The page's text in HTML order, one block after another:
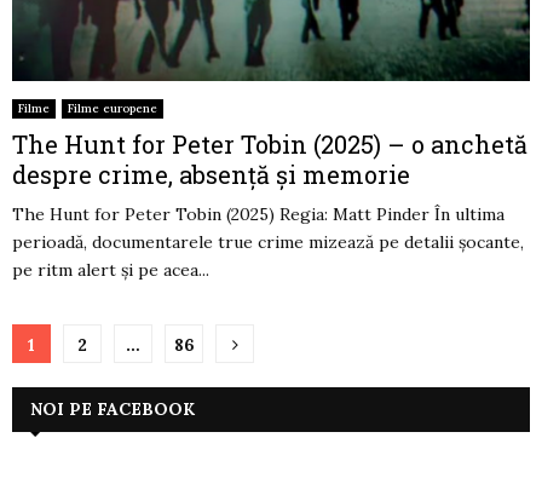
Filme Filme europene
The Hunt for Peter Tobin (2025) – o anchetă
despre crime, absență și memorie
The Hunt for Peter Tobin (2025) Regia: Matt Pinder În ultima
perioadă, documentarele true crime mizează pe detalii șocante,
pe ritm alert și pe acea...
Paginație
articole
1 2 … 86
NOI PE FACEBOOK